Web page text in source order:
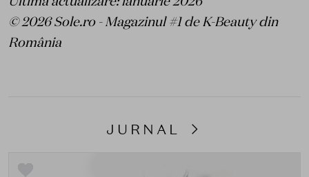
© 2026 Sole.ro - Magazinul #1 de K-Beauty din
România
JURNAL